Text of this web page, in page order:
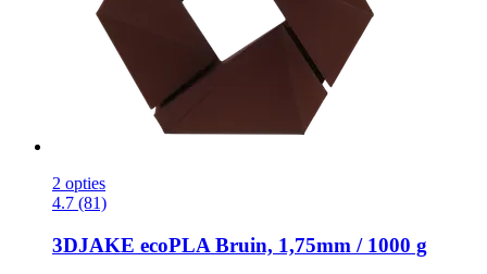
2 opties
4.7 (81)
3DJAKE ecoPLA Bruin, 1,75mm / 1000 g